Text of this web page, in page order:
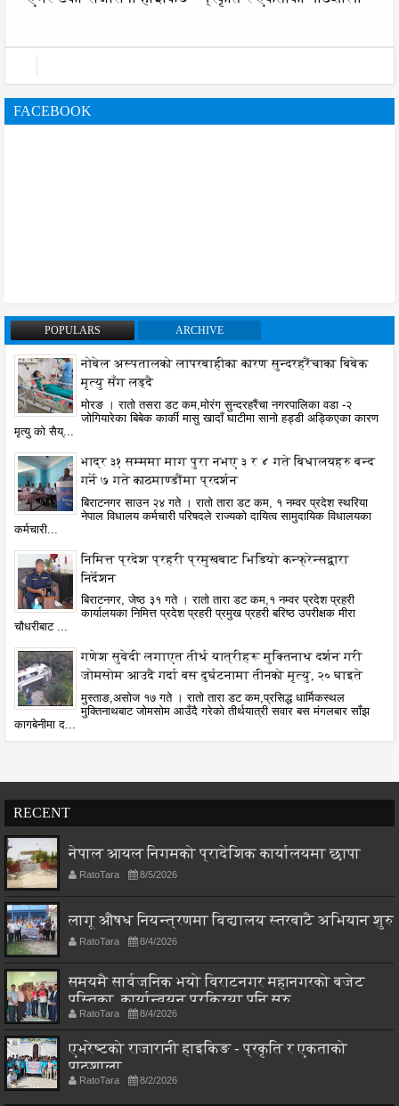
FACEBOOK
POPULARS ARCHIVE
नोबेल अस्पतालको लापरबाहीका कारण सुन्दरहरैंचाका बिबेक
मृत्यु सँग लड्दै
मोरङ । रातो तसरा डट कम,मोरंग सुन्दरहरैंचा नगरपालिका वडा -२
जोगियारेका बिबेक कार्की मासु खादाँ घाटीमा सानो हड्डी अड्किएका कारण
मृत्यु को सैय्...
भाद्र ३१ सम्ममा माग पुरा नभए ३ र ४ गते बिधालयहरु बन्द
गर्ने ७ गते काठमाण्डौंमा प्रदर्शन
बिराटनगर साउन २४ गते । रातो तारा डट कम, १ नम्वर प्रदेश स्थरिया
नेपाल विधालय कर्मचारी परिषदले राज्यको दायित्व सामुदायिक विधालयका
कर्मचारी...
निमित्त प्रदेश प्रहरी प्रमुखबाट भिडियो कन्फ्रेन्सद्वारा
निर्देशन
बिराटनगर, जेष्ठ ३१ गते । रातो तारा डट कम,१ नम्वर प्रदेश प्रहरी
कार्यालयका निमित्त प्रदेश प्रहरी प्रमुख प्रहरी बरिष्ठ उपरीक्षक मीरा
चौधरीबाट ...
गणेश सुवेदी लगाएत तीर्थ यात्रीहरू मुक्तिनाथ दर्शन गरी
जोमसोम आउदै गर्दा बस दुर्घटनामा तीनको मृत्यु, २० घाइते
मुस्ताङ,असोज १७ गते । रातो तारा डट कम,प्रसिद्ध धार्मिकस्थल
मुक्तिनाथबाट जोमसोम आउँदै गरेको तीर्थयात्री सवार बस मंगलबार साँझ
कागबेनीमा द...
RECENT
नेपाल आयल निगमको प्रादेशिक कार्यालयमा छापा
RatoTara 8/5/2026
लागू औषध नियन्त्रणमा विद्यालय स्तरबाटै अभियान शुरु
RatoTara 8/4/2026
समयमै सार्वजनिक भयो विराटनगर महानगरको बजेट
पुस्तिका, कार्यान्वयन प्रक्रिया पनि सुरु
RatoTara 8/4/2026
एभरेष्टको राजारानी हाइकिङ - प्रकृति र एकताको
पाठशाला
RatoTara 8/2/2026